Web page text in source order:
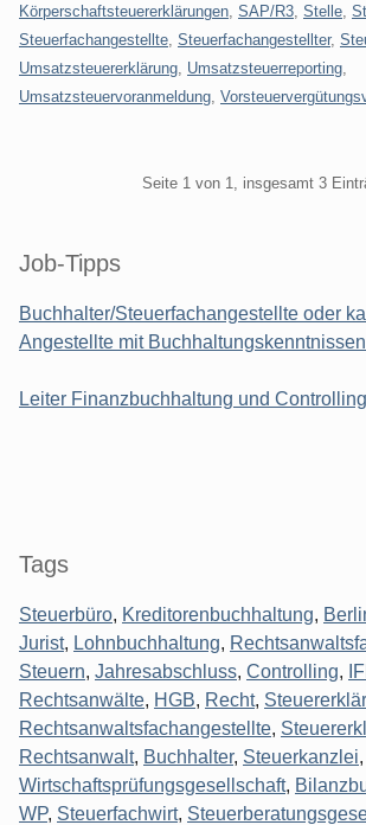
Körperschaftsteuererklärungen SAP/R3 Stelle
Steuerfachangestellte Steuerfachangestellter,
Umsatzsteuererklärung Umsatzsteuerreporting
Umsatzsteuervoranmeldung
Seite 1 von 1, insgesamt 3
Seitenleiste
Job-Tipps
Buchhalter/Steuerfachangestellte oder
Angestellte mit
Leiter Finanzbuchhaltung und
Tags
Steuerbüro, Kreditorenbuchhaltung,
Jurist, Lohnbuchhaltung,
Steuern, Jahresabschluss, Controlling,
Rechtsanwälte, HGB, Recht,
Rechtsanwaltsfachangestellte,
Rechtsanwalt, Buchhalter, Steuerkanzlei,
Wirtschaftsprüfungsgesellschaft,
WP, Steuerfachwirt,